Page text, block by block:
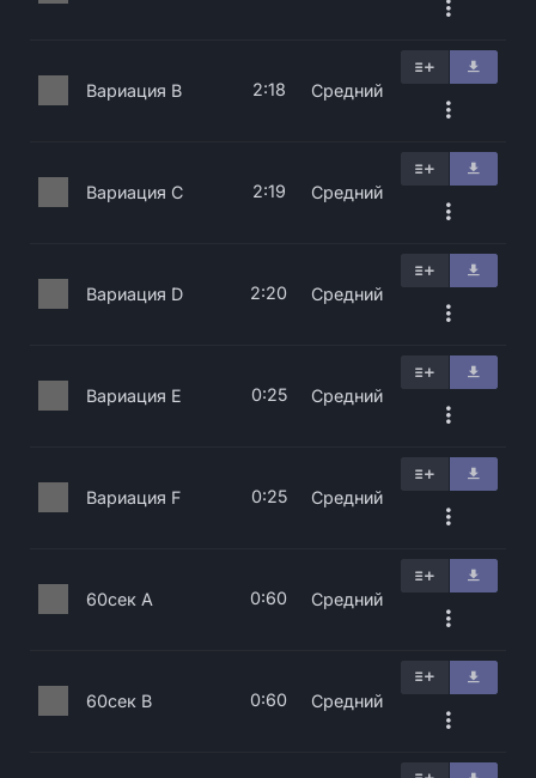
Вариация B 2:18 Средний
Вариация C 2:19 Средний
Вариация D 2:20 Средний
Вариация E 0:25 Средний
Вариация F 0:25 Средний
60сек A 0:60 Средний
60сек B 0:60 Средний